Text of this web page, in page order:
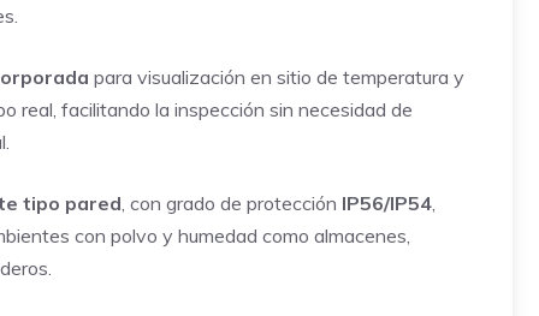
para visualización en sitio de temperatura y
real, facilitando la inspección sin necesidad de
tipo pared, con grado de protección IP56/IP54,
con polvo y humedad como almacenes,